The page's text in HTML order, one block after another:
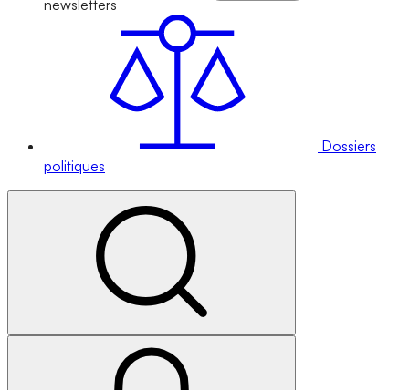
newsletters
Dossiers
politiques